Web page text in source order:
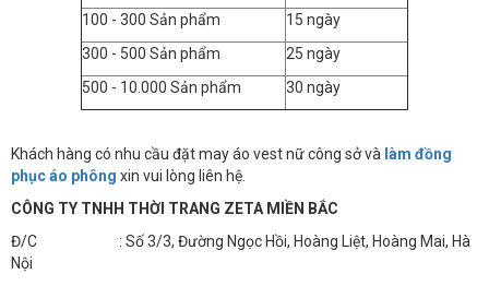
100 - 300 Sản phẩm
15 ngày
300 - 500 Sản phẩm
25 ngày
500 - 10.000 Sản phẩm
30 ngày
Khách hàng có nhu cầu đặt may áo vest nữ công sở và làm đồng
phục áo phông xin vui lòng liên hệ.
CÔNG TY TNHH THỜI TRANG ZETA MIỀN BẮC
Đ/C : Số 3/3, Đường Ngọc Hồi, Hoàng Liệt, Hoàng Mai, Hà
Nội